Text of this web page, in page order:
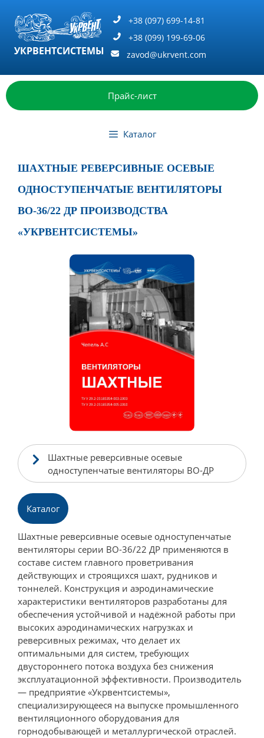
содержимому
УКРВЕНТСИСТЕМЫ
+38 (097) 699-14-81
+38 (099) 199-69-06
zavod@ukrvent.com
Прайс-лист
Каталог
ШАХТНЫЕ РЕВЕРСИВНЫЕ ОСЕВЫЕ
ОДНОСТУПЕНЧАТЫЕ ВЕНТИЛЯТОРЫ
ВО-36/22 ДР ПРОИЗВОДСТВА
«УКРВЕНТСИСТЕМЫ»
Шахтные реверсивные осевые
одноступенчатые вентиляторы ВО-ДР
Каталог
Шахтные реверсивные осевые одноступенчатые
вентиляторы серии ВО-36/22 ДР применяются в
составе систем главного проветривания
действующих и строящихся шахт, рудников и
тоннелей. Конструкция и аэродинамические
характеристики вентиляторов разработаны для
обеспечения устойчивой и надёжной работы при
высоких аэродинамических нагрузках и
реверсивных режимах, что делает их
оптимальными для систем, требующих
двустороннего потока воздуха без снижения
эксплуатационной эффективности. Производитель
— предприятие «Укрвентсистемы»,
специализирующееся на выпуске промышленного
вентиляционного оборудования для
горнодобывающей и металлургической отраслей.